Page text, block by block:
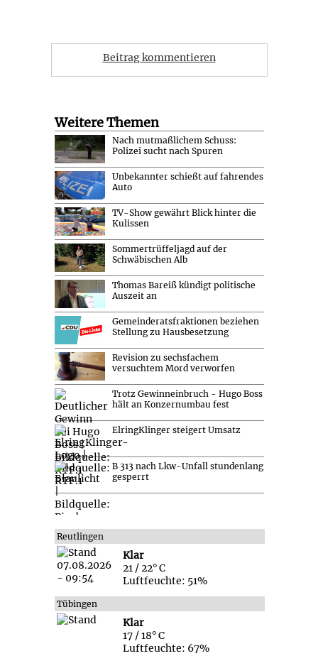
Beitrag kommentieren
Weitere Themen
Nach mutmaßlichem Schuss:
Polizei sucht nach Spuren
Unbekannter schießt auf fahrendes
Auto
TV-Show gewährt Blick hinter die
Kulissen
Sommertrüffeljagd auf der
Schwäbischen Alb
Thomas Bareiß kündigt politische
Auszeit an
Gemeinderatsfraktionen beziehen
Stellung zu Hausbesetzung
Revision zu sechsfachem
versuchtem Mord verworfen
Trotz Gewinneinbruch - Hugo Boss
hält an Konzernumbau fest
ElringKlinger steigert Umsatz
B 313 nach Lkw-Unfall stundenlang
gesperrt
Reutlingen
Klar
21 / 22° C
Luftfeuchte: 51%
Tübingen
Klar
17 / 18° C
Luftfeuchte: 67%